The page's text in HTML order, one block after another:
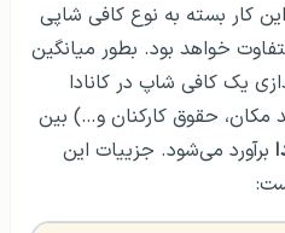
کار بسته به نوع کافی شاپی
خواهد بود. بطور میانگین
یک کافی شاپ در کانادا
مکان، حقوق کارکنان و…) بین
برآورد می‌شود. جزییات این